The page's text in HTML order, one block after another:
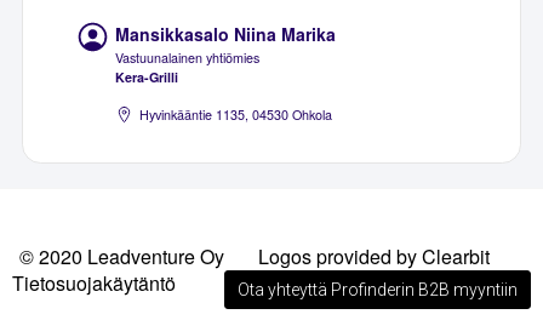
Mansikkasalo Niina Marika
Vastuunalainen yhtiömies
Kera-Grilli
Hyvinkääntie 1135, 04530 Ohkola
© 2020 Leadventure Oy
Logos provided by Clearbit
Tietosuojakäytäntö
Ota yhteyttä Profinderin B2B myyntiin